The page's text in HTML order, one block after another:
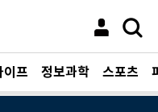
프 정보과학 스포츠